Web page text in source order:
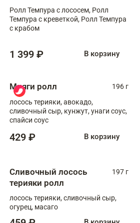
Ролл Темпура с лососем, Ролл
Темпура с креветкой, Ролл Темпура
с крабом
1 399 ₽ В корзину
Мияги ролл
196 г
лосось терияки, авокадо,
сливочный сыр, кунжут, унаги соус,
спайси соус
429 ₽ В корзину
Сливочный лосось
терияки ролл
197 г
лосось терияки, сливочный сыр,
огурец, масаго